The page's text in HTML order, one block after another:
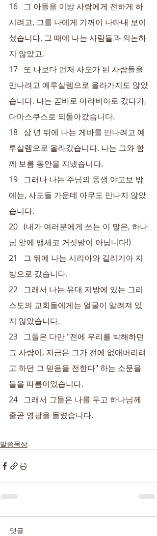
16   그 아들을 이방 사람에게 전하게 하
시려고, 그를 나에게 기꺼이 나타내 보이
셨습니다. 그 때에 나는 사람들과 의논하
지 않았고,
17   또 나보다 먼저 사도가 된 사람들을
만나려고 예루살렘으로 올라가지도 않았
습니다. 나는 곧바로 아라비아로 갔다가,
다마스쿠스로 되돌아갔습니다.
18   삼 년 뒤에 나는 게바를 만나려고 예
루살렘으로 올라갔습니다. 나는 그와 함
께 보름 동안을 지냈습니다.
19   그러나 나는 주님의 동생 야고보 밖
에는, 사도들 가운데 아무도 만나지 않았
습니다.
20   (내가 여러분에게 쓰는 이 말은, 하나
님 앞에 맹세코 거짓말이 아닙니다!)
21   그 뒤에 나는 시리아와 길리기아 지
방으로 갔습니다.
22   그래서 나는 유대 지방에 있는 그리
스도의 교회들에게는 얼굴이 알려져 있
지 않았습니다.
23   그들은 다만 "전에 우리를 박해하던
그 사람이, 지금은 그가 전에 없애버리려
고 하던 그 믿음을 전한다" 하는 소문을
들을 따름이었습니다.
24   그래서 그들은 나를 두고 하나님께
줄곧 영광을 돌렸습니다.
말씀묵상
댓글